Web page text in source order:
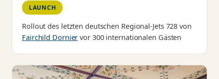
LAUNCH
Rollout des letzten deutschen Regional-Jets 728 von
Fairchild Dornier vor 300 internationalen Gästen